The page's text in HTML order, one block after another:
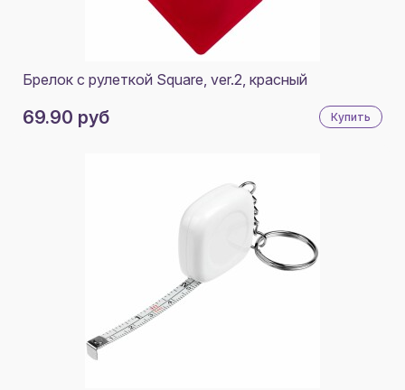
Брелок с рулеткой Square, ver.2, красный
69.90 руб Купить